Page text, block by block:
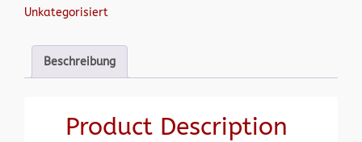
Unkategorisiert
Beschreibung
Product Description